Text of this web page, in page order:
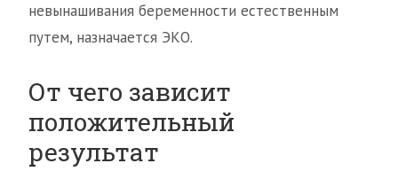
невынашивания беременности естественным
путем, назначается ЭКО.
От чего зависит
положительный
результат